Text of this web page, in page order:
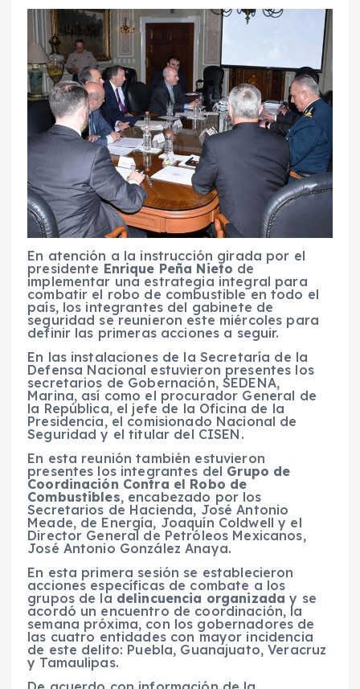
En atención a la instrucción girada por el
presidente Enrique Peña Nieto de
implementar una estrategia integral para
combatir el robo de combustible en todo el
país, los integrantes del gabinete de
seguridad se reunieron este miércoles para
definir las primeras acciones a seguir.
En las instalaciones de la Secretaría de la
Defensa Nacional estuvieron presentes los
secretarios de Gobernación, SEDENA,
Marina, así como el procurador General de
la República, el jefe de la Oficina de la
Presidencia, el comisionado Nacional de
Seguridad y el titular del CISEN.
En esta reunión también estuvieron
presentes los integrantes del Grupo de
Coordinación Contra el Robo de
Combustibles, encabezado por los
Secretarios de Hacienda, José Antonio
Meade, de Energía, Joaquín Coldwell y el
Director General de Petróleos Mexicanos,
José Antonio González Anaya.
En esta primera sesión se establecieron
acciones específicas de combate a los
grupos de la delincuencia organizaday se
acordó un encuentro de coordinación, la
semana próxima, con los gobernadores de
las cuatro entidades con mayor incidencia
de este delito: Puebla, Guanajuato, Veracruz
y Tamaulipas.